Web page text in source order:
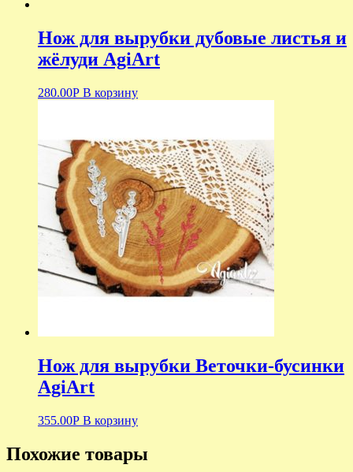
Нож для вырубки дубовые листья и
жёлуди AgiArt
280.00Р В корзину
Нож для вырубки Веточки-бусинки
AgiArt
355.00Р В корзину
Похожие товары